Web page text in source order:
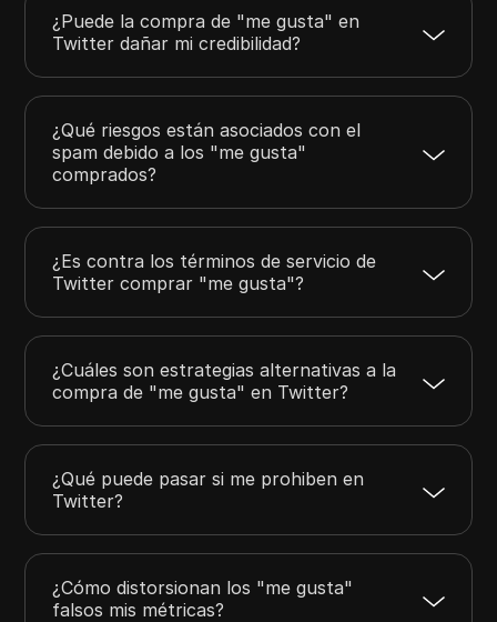
¿Puede la compra de "me gusta" en
Twitter dañar mi credibilidad?
¿Qué riesgos están asociados con el
spam debido a los "me gusta"
comprados?
¿Es contra los términos de servicio de
Twitter comprar "me gusta"?
¿Cuáles son estrategias alternativas a la
compra de "me gusta" en Twitter?
¿Qué puede pasar si me prohiben en
Twitter?
¿Cómo distorsionan los "me gusta"
falsos mis métricas?